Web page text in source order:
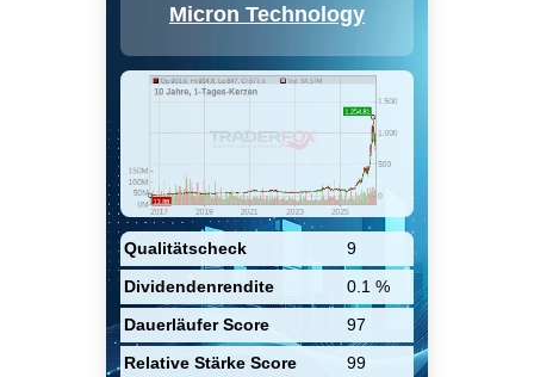
Micron Technology
Qualitätscheck
9
Dividendenrendite
0.1 %
Dauerläufer Score
97
Relative Stärke Score
99
konzentrierte sich in der
Vergangenheit auf die
Bereitstellung von DRAM für
PCs und Server. Die Firma
expandierte dann in den NAND-
Flash-Speichermarkt. Mit dem
Kauf von Elpida (Mitte 2013
abgeschlossen) und Inotera (im
Dezember 2016 abgeschlossen)
erweiterte das Unternehmen
seine DRAM-Skala.